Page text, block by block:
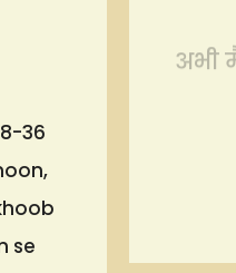
36
se
अभी